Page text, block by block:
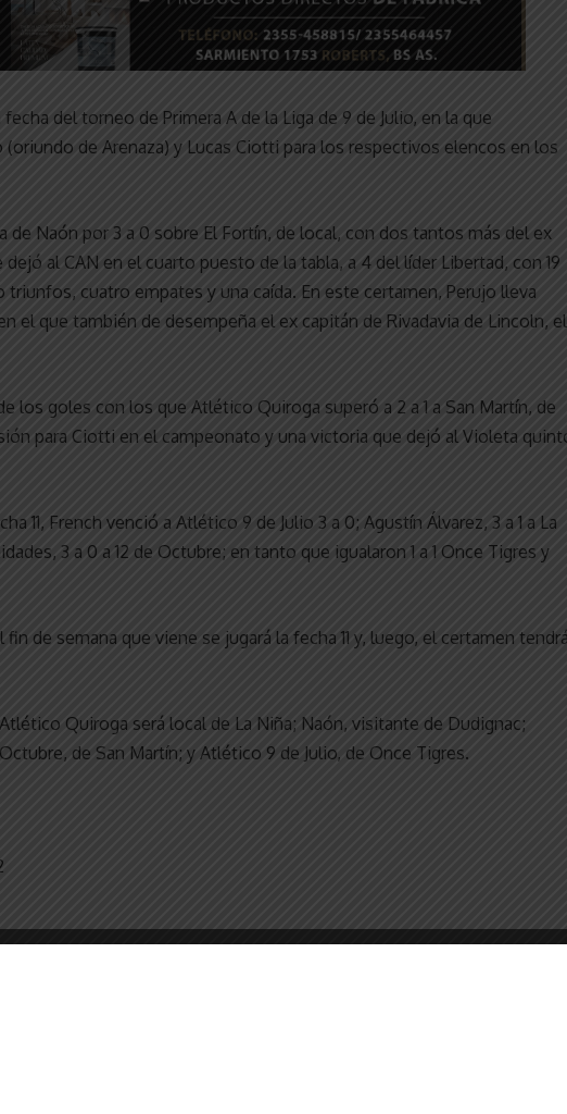
del torneo de Primera A de la Liga de 9 de Julio, en la que
de Arenaza) y Lucas Ciotti para los respectivos elencos en los
de Naón por 3 a 0 sobre El Fortín, de local, con dos tantos más del ex
al CAN en el cuarto puesto de la tabla, a 4 del líder Libertad, con 19
cuatro empates y una caída. En este certamen, Perujo lleva
el que también de desempeña el ex capitán de Rivadavia de Lincoln, el
los goles con los que Atlético Quiroga superó a 2 a 1 a San Martín, de
para Ciotti en el campeonato y una victoria que dejó al Violeta
11, French venció a Atlético 9 de Julio 3 a 0; Agustín Álvarez, 3 a 1 a La
3 a 0 a 12 de Octubre; en tanto que igualaron 1 a 1 Once Tigres y
de semana que viene se jugará la fecha 11 y, luego, el certamen tendrá
Quiroga será local de La Niña; Naón, visitante de Dudignac;
de San Martín; y Atlético 9 de Julio, de Once Tigres.